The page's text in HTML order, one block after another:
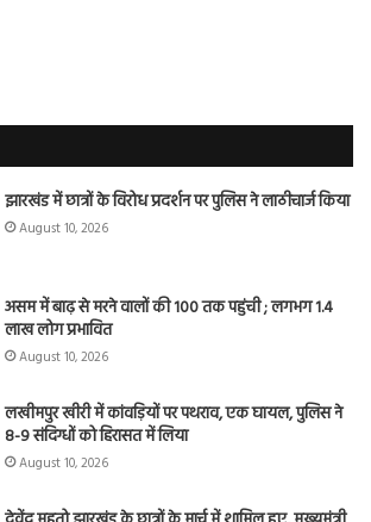
झारखंड में छात्रों के विरोध प्रदर्शन पर पुलिस ने लाठीचार्ज किया
August 10, 2026
असम में बाढ़ से मरने वालों की 100 तक पहुंची ; लगभग 1.4
लाख लोग प्रभावित
August 10, 2026
लखीमपुर खीरी में कांवड़ियों पर पथराव, एक घायल, पुलिस ने
8-9 संदिग्धों को हिरासत में लिया
August 10, 2026